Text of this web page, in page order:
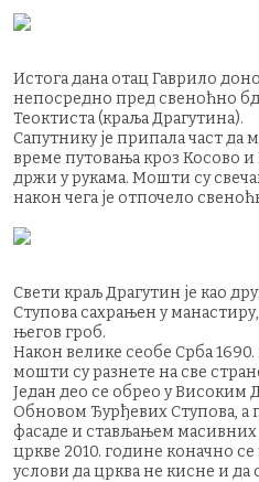
Истога дана отац Гаврило
непосредно пред свеноћно
Теоктиста (краља Драгутина).
Сапутнику је припала част да
време путовања кроз Косово и
држи у рукама. Мошти су
након чега је отпочело
Свети краљ Драгутин је као
Ступова сахрањен у
његов гроб.
Након велике сеобе Срба
мошти су разнете на све
Један део се обрео у Високим
Обновом Ђурђевих Ступова, а
фасаде и стављањем масивних
цркве 2010. године коначно се
услови да црква не кисне и да